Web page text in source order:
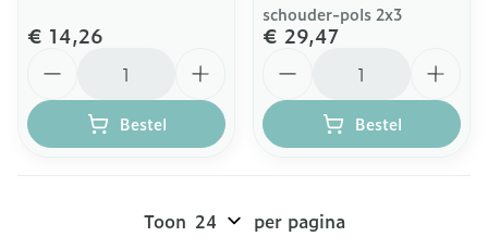
€ 14,26
Bestel
schouder-pols 2x3
€ 29,47
Bestel
Toon per pagina